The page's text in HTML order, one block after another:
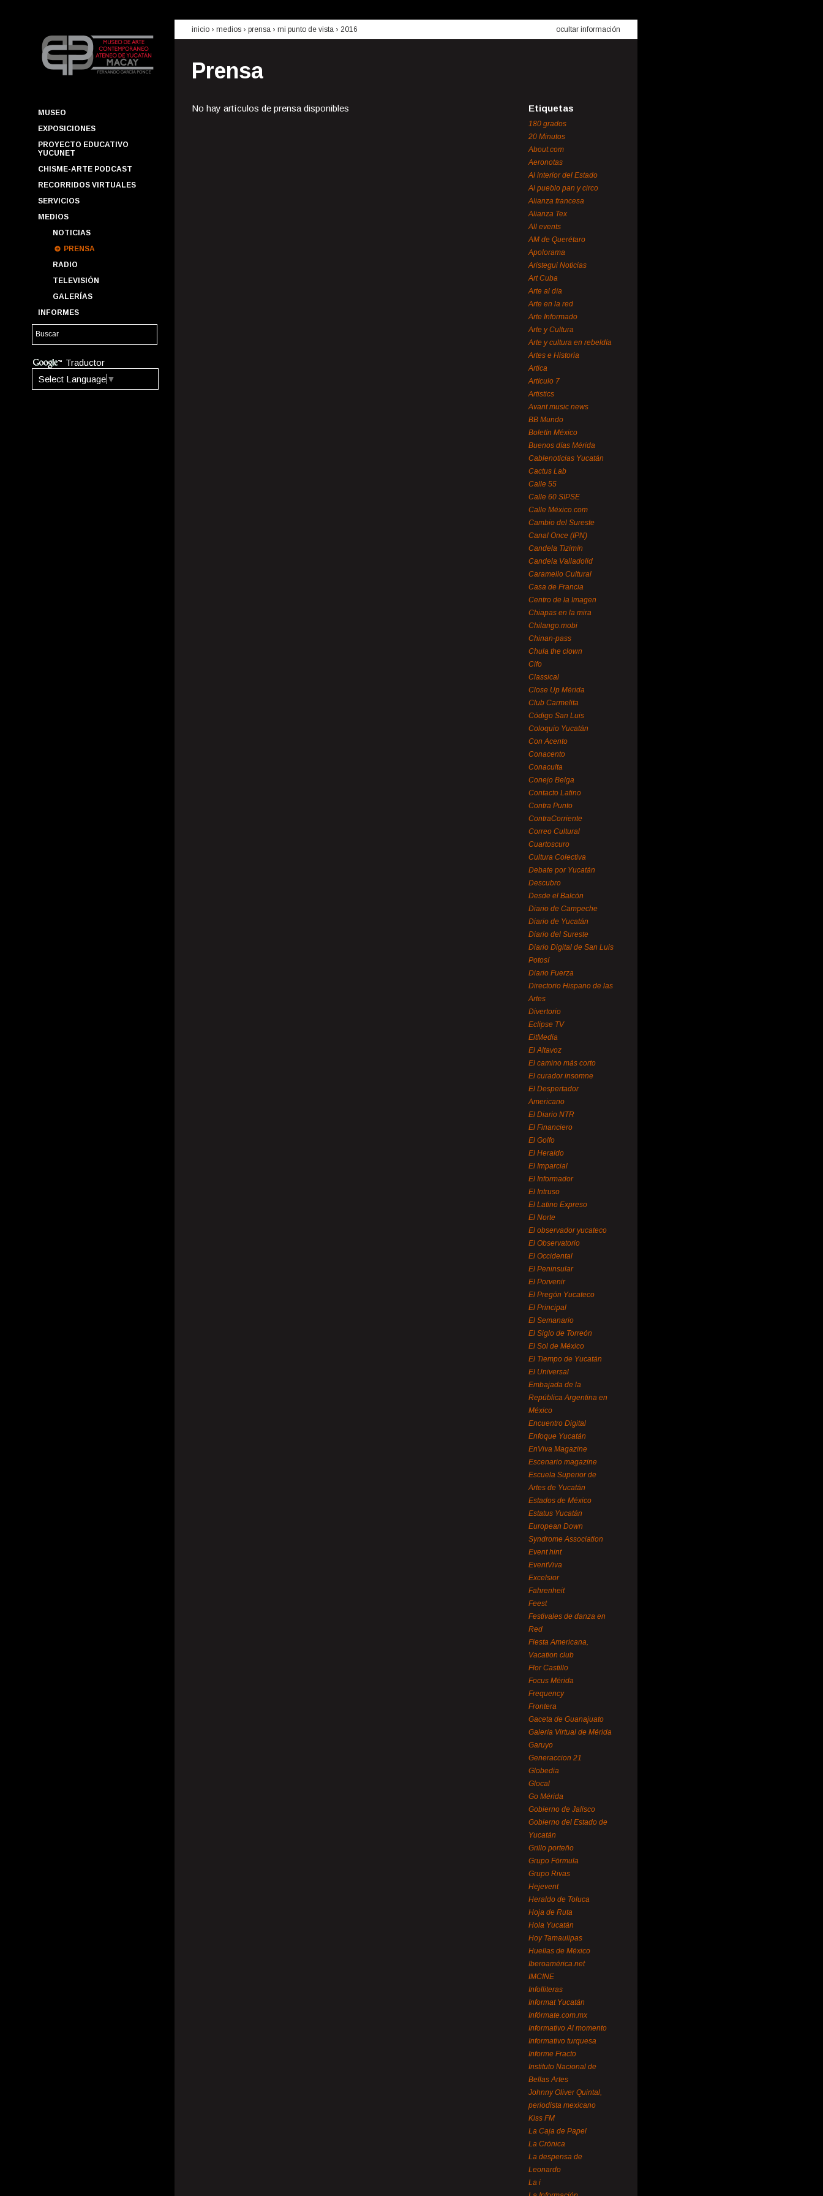
MUSEO
EXPOSICIONES
PROYECTO EDUCATIVO
YUCUNET
CHISME-ARTE PODCAST
RECORRIDOS VIRTUALES
SERVICIOS
MEDIOS
NOTICIAS
PRENSA
RADIO
TELEVISIÓN
GALERÍAS
INFORMES
Traductor
Select Language ▼
inicio › medios › prensa › mi punto de vista › 2016 ocultar información
Prensa
No hay artículos de prensa disponibles Etiquetas
180 grados
20 Minutos
About.com
Aeronotas
Al interior del Estado
Al pueblo pan y circo
Alianza francesa
Alianza Tex
All events
AM de Querétaro
Apolorama
Aristegui Noticias
Art Cuba
Arte al día
Arte en la red
Arte Informado
Arte y Cultura
Arte y cultura en rebeldía
Artes e Historia
Artica
Artículo 7
Artistics
Avant music news
BB Mundo
Boletín México
Buenos días Mérida
Cablenoticias Yucatán
Cactus Lab
Calle 55
Calle 60 SIPSE
Calle México.com
Cambio del Sureste
Canal Once (IPN)
Candela Tizimín
Candela Valladolid
Caramello Cultural
Casa de Francia
Centro de la Imagen
Chiapas en la mira
Chilango.mobi
Chinan-pass
Chula the clown
Cifo
Classical
Close Up Mérida
Club Carmelita
Código San Luis
Coloquio Yucatán
Con Acento
Conacento
Conaculta
Conejo Belga
Contacto Latino
Contra Punto
ContraCorriente
Correo Cultural
Cuartoscuro
Cultura Colectiva
Debate por Yucatán
Descubro
Desde el Balcón
Diario de Campeche
Diario de Yucatán
Diario del Sureste
Diario Digital de San Luis
Potosí
Diario Fuerza
Directorio Hispano de las
Artes
Divertorio
Eclipse TV
EitMedia
El Altavoz
El camino más corto
El curador insomne
El Despertador
Americano
El Diario NTR
El Financiero
El Golfo
El Heraldo
El Imparcial
El Informador
El Intruso
El Latino Expreso
El Norte
El observador yucateco
El Observatorio
El Occidental
El Peninsular
El Porvenir
El Pregón Yucateco
El Principal
El Semanario
El Siglo de Torreón
El Sol de México
El Tiempo de Yucatán
El Universal
Embajada de la
República Argentina en
México
Encuentro Digital
Enfoque Yucatán
EnViva Magazine
Escenario magazine
Escuela Superior de
Artes de Yucatán
Estados de México
Estatus Yucatán
European Down
Syndrome Association
Event hint
EventViva
Excelsior
Fahrenheit
Feest
Festivales de danza en
Red
Fiesta Americana,
Vacation club
Flor Castillo
Focus Mérida
Frequency
Frontera
Gaceta de Guanajuato
Galería Virtual de Mérida
Garuyo
Generaccion 21
Globedia
Glocal
Go Mérida
Gobierno de Jalisco
Gobierno del Estado de
Yucatán
Grillo porteño
Grupo Fórmula
Grupo Rivas
Hejevent
Heraldo de Toluca
Hoja de Ruta
Hola Yucatán
Hoy Tamaulipas
Huellas de México
Iberoamérica.net
IMCINE
Infolliteras
Informat Yucatán
Infórmate.com.mx
Informativo Al momento
Informativo turquesa
Informe Fracto
Instituto Nacional de
Bellas Artes
Johnny Oliver Quintal,
periodista mexicano
Kiss FM
La Caja de Papel
La Crónica
La despensa de
Leonardo
La i